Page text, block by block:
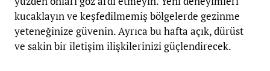
kucaklayın ve keşfedilmemiş bölgelerde gezinme
yeteneğinize güvenin. Ayrıca bu hafta açık, dürüst
ve sakin bir iletişim ilişkilerinizi güçlendirecek.